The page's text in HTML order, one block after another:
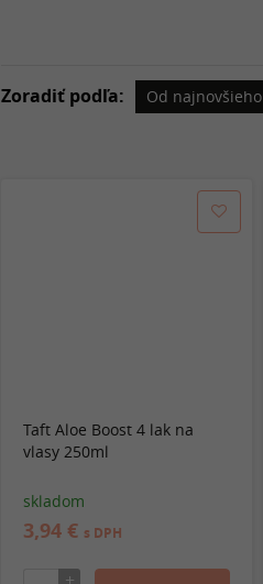
Zoradiť podľa: Od najnovšieho
Taft Aloe Boost 4 lak na
vlasy 250ml
skladom
3,94 € s DPH